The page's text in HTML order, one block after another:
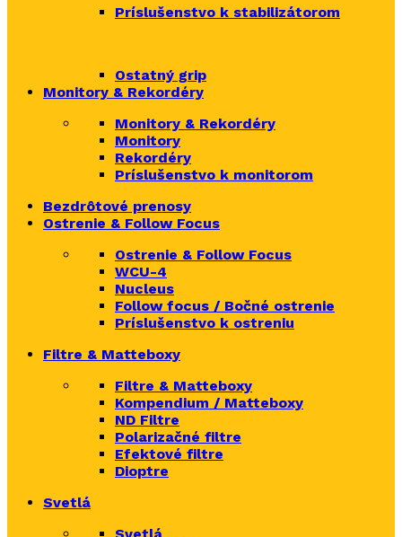
Príslušenstvo k stabilizátorom
Ostatný grip
Monitory & Rekordéry
Monitory & Rekordéry
Monitory
Rekordéry
Príslušenstvo k monitorom
Bezdrôtové prenosy
Ostrenie & Follow Focus
Ostrenie & Follow Focus
WCU-4
Nucleus
Follow focus / Bočné ostrenie
Príslušenstvo k ostreniu
Filtre & Matteboxy
Filtre & Matteboxy
Kompendium / Matteboxy
ND Filtre
Polarizačné filtre
Efektové filtre
Dioptre
Svetlá